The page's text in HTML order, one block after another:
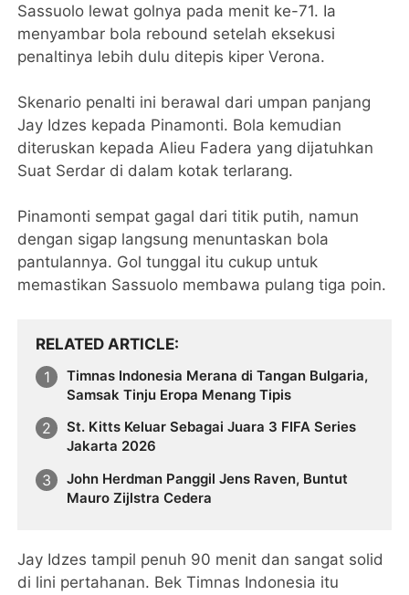
Sassuolo lewat golnya pada menit ke-71. Ia
menyambar bola rebound setelah eksekusi
penaltinya lebih dulu ditepis kiper Verona.
Skenario penalti ini berawal dari umpan panjang
Jay Idzes kepada Pinamonti. Bola kemudian
diteruskan kepada Alieu Fadera yang dijatuhkan
Suat Serdar di dalam kotak terlarang.
Pinamonti sempat gagal dari titik putih, namun
dengan sigap langsung menuntaskan bola
pantulannya. Gol tunggal itu cukup untuk
memastikan Sassuolo membawa pulang tiga poin.
RELATED ARTICLE
Timnas Indonesia Merana di Tangan Bulgaria,
Samsak Tinju Eropa Menang Tipis
St. Kitts Keluar Sebagai Juara 3 FIFA Series
Jakarta 2026
John Herdman Panggil Jens Raven, Buntut
Mauro Zijlstra Cedera
Jay Idzes tampil penuh 90 menit dan sangat solid
di lini pertahanan. Bek Timnas Indonesia itu